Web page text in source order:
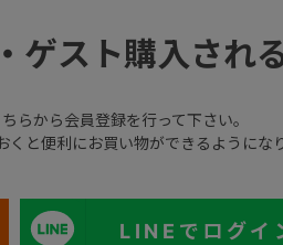
ゲスト購入され
らから会員登録を行って下さい。
と便利にお買い物ができるようになり
LINEでログイ